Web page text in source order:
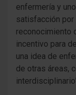
enfermería y
satisfacción por
reconocimiento
incentivo para
una idea de
de otras áreas,